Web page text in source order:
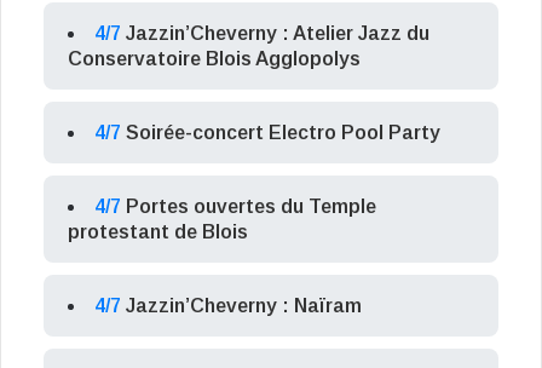
4/7 Jazzin’Cheverny : Atelier Jazz du
Conservatoire Blois Agglopolys
4/7 Soirée-concert Electro Pool Party
4/7 Portes ouvertes du Temple
protestant de Blois
4/7 Jazzin’Cheverny : Naïram